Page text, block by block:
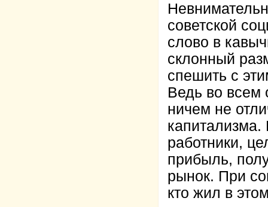
советской
слово в
склонный
спешить с
Ведь во всем
ничем не
работники,
прибыль,
рынок. При
кто жил в